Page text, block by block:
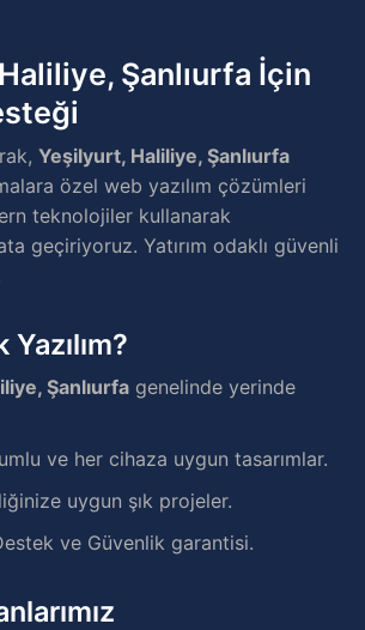
Şanlıurfa İçin
Yeşilyurt, Haliliye, Şanlıurfa
özel web yazılım çözümleri
teknolojiler kullanarak
geçiriyoruz. Yatırım odaklı güvenli
Şanlıurfa genelinde yerinde
ve her cihaza uygun tasarımlar.
uygun şık projeler.
ve Güvenlik garantisi.